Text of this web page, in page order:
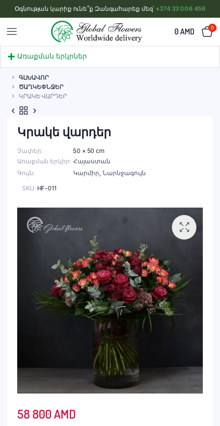
Օգնության կարիք ունե՞ք Զանգահարեք մեզ՝ +374 33 006 456
0 AMD 0
Առաքման երկրներ
ԳԼԽԱՎՈՐ
ԾԱՂԿԵՓՆՋԵՐ
ԿՐԱԿԵ ՎԱՐԴԵՐ
Կրակե վարդեր
Չափեր
50 × 50 cm
Առաքման երկիր Հայաստան
Գույն
Կարմիր, Նարնջագույն
SKU: HF-011
58 800AMD